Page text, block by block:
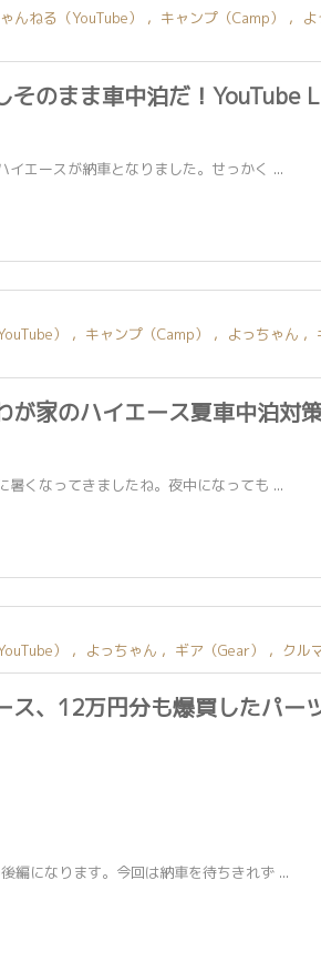
んねる（YouTube） , キャンプ（Camp） ,
のまま車中泊だ！YouTube
エースが納車となりました。せっかく ...
） , キャンプ（Camp） , よっちゃん ,
家のハイエース夏車中泊対
くなってきましたね。夜中になっても ...
） , よっちゃん , ギア（Gear） , クル
ス、12万円分も爆買したパー
編になります。今回は納車を待ちきれず ...